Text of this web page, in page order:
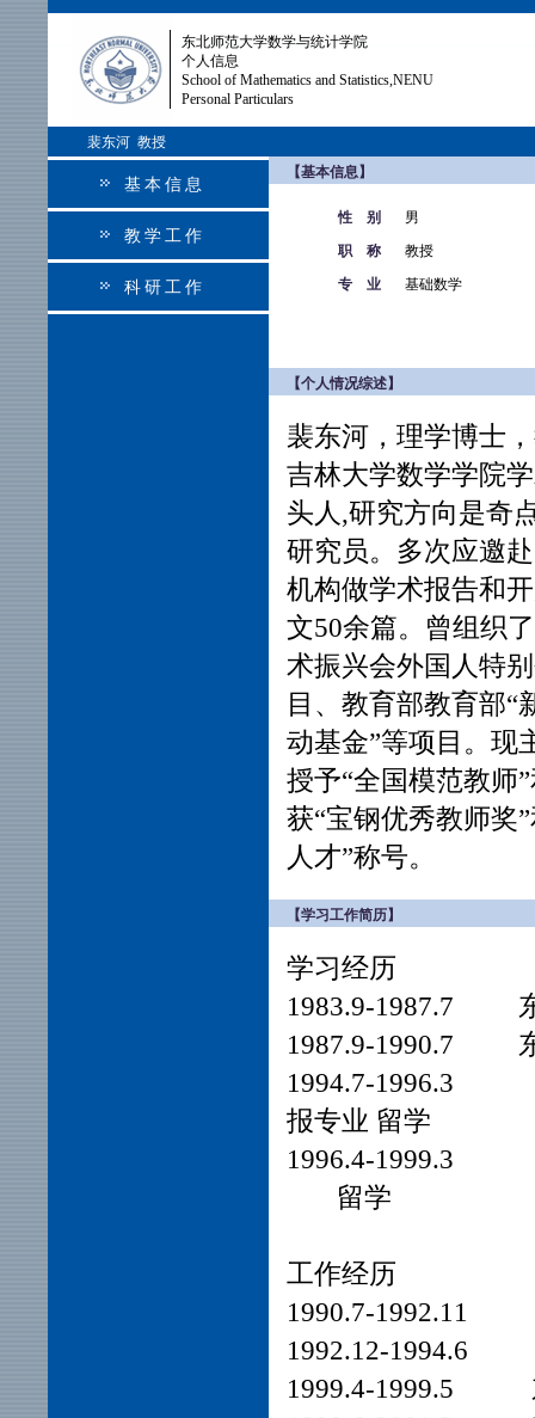
东北师范大学数学与统计学院
个人信息
School of Mathematics and Statistics,NENU
Personal Particulars
裴东河 教授
基本信息
教学工作
科研工作
【基本信息】
性 别
男
职 称
教授
专 业
基础数学
【个人情况综述】
裴东河，理学博士
吉林大学数学学院
头人,研究方向是奇
研究员。多次应邀
机构做学术报告和
文50余篇。曾组织
术振兴会外国人特
目、教育部教育部“
动基金”等项目。现
授予“全国模范教师
获“宝钢优秀教师奖
人才”称号。
【学习工作简历】
学习经历
1983.9-
1987.9-
1994.7-
报专业 留学
1996.4-
留学
工作经历
1990.7-
1992.12-
1999.4-